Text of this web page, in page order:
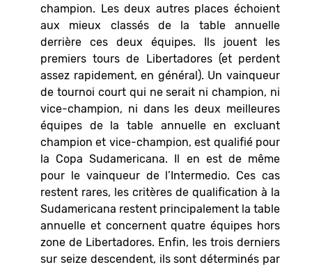
champion. Les deux autres places échoient
aux mieux classés de la table annuelle
derrière ces deux équipes. Ils jouent les
premiers tours de Libertadores (et perdent
assez rapidement, en général). Un vainqueur
de tournoi court qui ne serait ni champion, ni
vice-champion, ni dans les deux meilleures
équipes de la table annuelle en excluant
champion et vice-champion, est qualifié pour
la Copa Sudamericana. Il en est de même
pour le vainqueur de l’Intermedio. Ces cas
restent rares, les critères de qualification à la
Sudamericana restent principalement la table
annuelle et concernent quatre équipes hors
zone de Libertadores. Enfin, les trois derniers
sur seize descendent, ils sont déterminés par